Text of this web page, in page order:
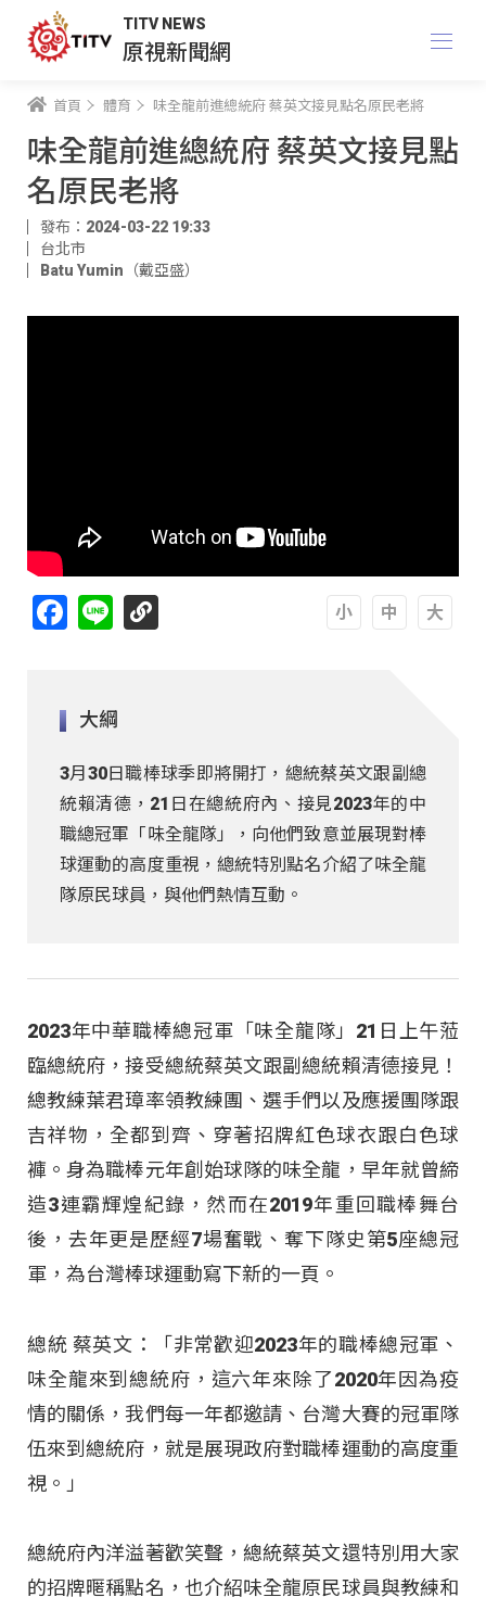
TITV NEWS
原視新聞網
首頁 體育 味全龍前進總統府 蔡英文接見點名原民老將
味全龍前進總統府 蔡英文接見點
名原民老將
發布：2024-03-22 19:33
台北市
Batu Yumin（戴亞盛）
Facebook
Line
大綱
3月30日職棒球季即將開打，總統蔡英文跟副總
統賴清德，21日在總統府內、接見2023年的中
職總冠軍「味全龍隊」，向他們致意並展現對棒
球運動的高度重視，總統特別點名介紹了味全龍
隊原民球員，與他們熱情互動。
2023年中華職棒總冠軍「味全龍隊」21日上午蒞
臨總統府，接受總統蔡英文跟副總統賴清德接見！
總教練葉君璋率領教練團、選手們以及應援團隊跟
吉祥物，全都到齊、穿著招牌紅色球衣跟白色球
褲。身為職棒元年創始球隊的味全龍，早年就曾締
造3連霸輝煌紀錄，然而在2019年重回職棒舞台
後，去年更是歷經7場奮戰、奪下隊史第5座總冠
軍，為台灣棒球運動寫下新的一頁。
總統 蔡英文：「非常歡迎2023年的職棒總冠軍、
味全龍來到總統府，這六年來除了2020年因為疫
情的關係，我們每一年都邀請、台灣大賽的冠軍隊
伍來到總統府，就是展現政府對職棒運動的高度重
視。」
總統府內洋溢著歡笑聲，總統蔡英文還特別用大家
的招牌暱稱點名，也介紹味全龍原民球員與教練和